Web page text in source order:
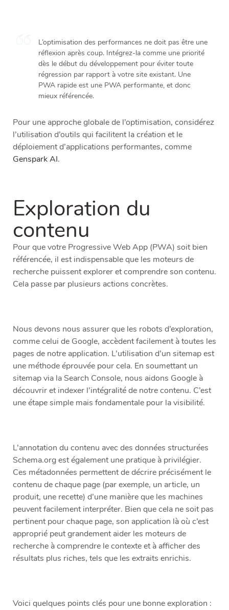
L’optimisation des performances ne doit pas être une
réflexion après coup. Intégrez-la comme une priorité
dès le début du développement pour éviter toute
régression par rapport à votre site existant. Une
PWA rapide est une PWA performante, et donc
mieux référencée.
Pour une approche globale de l’optimisation, considérez
l’utilisation d’outils qui facilitent la création et le
déploiement d’applications performantes, comme
Genspark AI.
Exploration du
contenu
Pour que votre Progressive Web App (PWA) soit bien
référencée, il est indispensable que les moteurs de
recherche puissent explorer et comprendre son contenu.
Cela passe par plusieurs actions concrètes.
Nous devons nous assurer que les robots d’exploration,
comme celui de Google, accèdent facilement à toutes les
pages de notre application. L’utilisation d’un sitemap est
une méthode éprouvée pour cela. En soumettant un
sitemap via la Search Console, nous aidons Google à
découvrir et indexer l’intégralité de notre contenu. C’est
une étape simple mais fondamentale pour la visibilité.
L’annotation du contenu avec des données structurées
Schema.org est également une pratique à privilégier.
Ces métadonnées permettent de décrire précisément le
contenu de chaque page (par exemple, un article, un
produit, une recette) d’une manière que les machines
peuvent facilement interpréter. Bien que cela ne soit pas
pertinent pour chaque page, son application là où c’est
approprié peut grandement aider les moteurs de
recherche à comprendre le contexte et à afficher des
résultats plus riches, tels que les extraits enrichis.
Voici quelques points clés pour une bonne exploration :